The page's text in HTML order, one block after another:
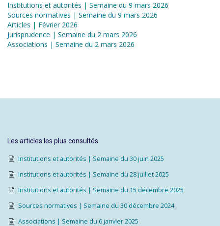
Institutions et autorités | Semaine du 9 mars 2026
Sources normatives | Semaine du 9 mars 2026
Articles | Février 2026
Jurisprudence | Semaine du 2 mars 2026
Associations | Semaine du 2 mars 2026
Les articles les plus consultés
Institutions et autorités | Semaine du 30 juin 2025
Institutions et autorités | Semaine du 28 juillet 2025
Institutions et autorités | Semaine du 15 décembre 2025
Sources normatives | Semaine du 30 décembre 2024
Associations | Semaine du 6 janvier 2025